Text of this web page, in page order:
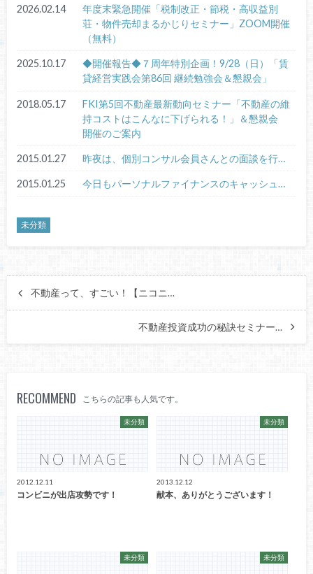
2026.02.14
年度末緊急開催「税制改正・節税・高収益別
荘・物件売却まるかじりセミナー」ZOOM開催
（無料）
2025.10.17
◆開催報告◆７周年特別企画！9/28（日）「賃
貸経営実践会第86回 継続勉強会＆懇親会」
2018.05.17
FKI第5回不動産最新動向セミナー「不動産の維
持コストはこんなに下げられる！」＆懇親会
開催のご案内
2015.01.27 昨夜は、個別コンサル会員さんとの面談を行…
2015.01.25 今日もパーソナルファイナンスのキャッシュ…
未分類
不動産って、すごい！【ニコニ…
不動産投資成功の秘訣セミナー…
RECOMMEND こちらの記事も人気です。
未分類
2012.12.11
コンビニが出店攻勢です！
未分類
2013.12.12
献本、ありがとうございます！
未分類 未分類